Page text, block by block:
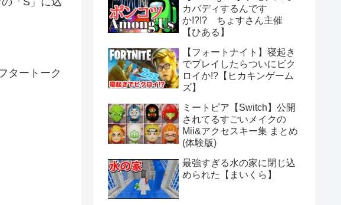
タートーク
カバディするんです
か!?!? ちょすさん主催
【ひある】
【フォートナイト】寝起き
でプレイしたらついにビク
ロイか!?【ヒカキンゲーム
ズ】
ミートピア【Switch】公開
されてるすごいメイクの
Mii&アクセスキー集 まとめ
(体験版)
最強すぎる水の家に閉じ込
められた【まいくら】